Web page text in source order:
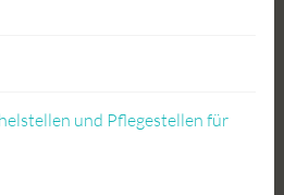
und Pflegestellen für